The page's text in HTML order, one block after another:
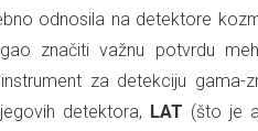
odnosila na detektore
značiti važnu potvrdu
za detekciju gama-
detektora, LAT (što je